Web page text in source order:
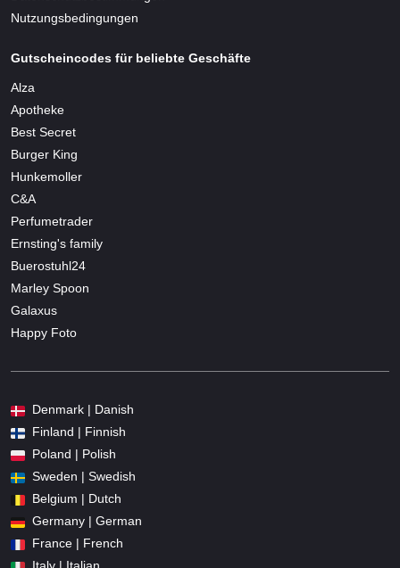
Nutzungsbedingungen
Gutscheincodes für beliebte Geschäfte
Alza
Apotheke
Best Secret
Burger King
Hunkemoller
C&A
Perfumetrader
Ernsting's family
Buerostuhl24
Marley Spoon
Galaxus
Happy Foto
Denmark | Danish
Finland | Finnish
Poland | Polish
Sweden | Swedish
Belgium | Dutch
Germany | German
France | French